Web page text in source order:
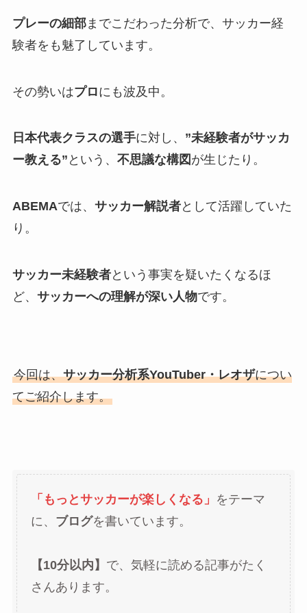
プレーの細部までこだわった分析で、サッカー経
験者をも魅了しています。
その勢いはプロにも波及中。
日本代表クラスの選手に対し、 ”未経験者がサッカ
ー教える” という、 不思議な構図 が生じたり。
ABEMAでは、 サッカー解説者として活躍していた
り。
サッカー未経験者という事実を疑いたくなるほ
ど、 サッカーへの理解が深い人物です。
今回は、サッカー分析系YouTuber・レオザについ
てご紹介します。
「もっとサッカーが楽しくなる」 をテーマ
に、 ブログを書いています。
【10分以内】 で、気軽に読める記事がたく
さんあります。